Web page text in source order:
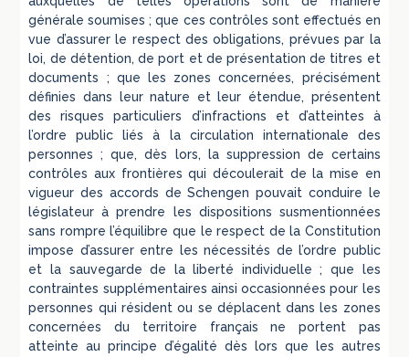
générale soumises ; que ces contrôles sont effectués en
vue d’assurer le respect des obligations, prévues par la
loi, de détention, de port et de présentation de titres et
documents ; que les zones concernées, précisément
définies dans leur nature et leur étendue, présentent
des risques particuliers d’infractions et d’atteintes à
l’ordre public liés à la circulation internationale des
personnes ; que, dès lors, la suppression de certains
contrôles aux frontières qui découlerait de la mise en
vigueur des accords de Schengen pouvait conduire le
législateur à prendre les dispositions susmentionnées
sans rompre l’équilibre que le respect de la Constitution
impose d’assurer entre les nécessités de l’ordre public
et la sauvegarde de la liberté individuelle ; que les
contraintes supplémentaires ainsi occasionnées pour les
personnes qui résident ou se déplacent dans les zones
concernées du territoire français ne portent pas
atteinte au principe d’égalité dès lors que les autres